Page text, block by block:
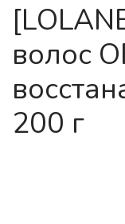
волос
200 г